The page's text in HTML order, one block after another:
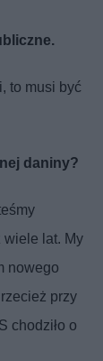
to musi być
daniny?
wiele lat. My
nowego
przy
chodziło o